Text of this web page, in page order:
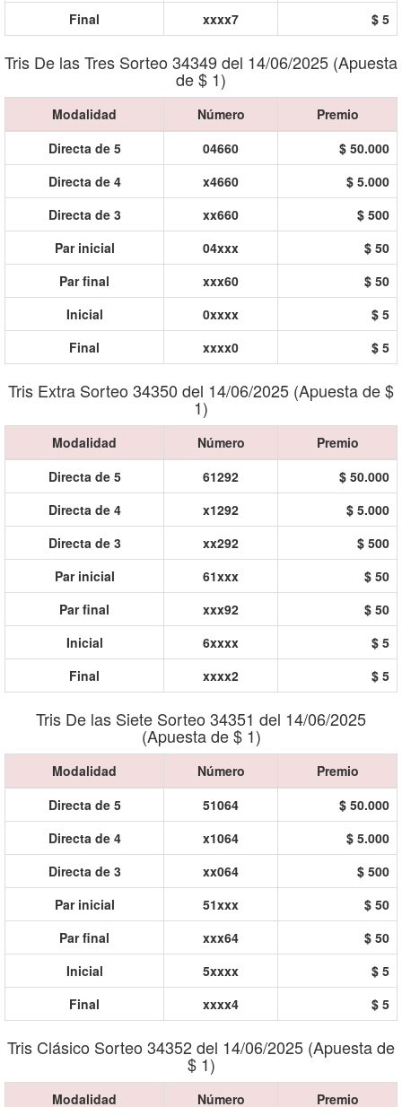
Final
xxxx7 $ 5
Tris De las Tres Sorteo 34349 del 14/06/2025 (Apuesta
de $ 1)
Modalidad Número
Premio
Directa de 5
04660
$ 50.000
Directa de 4
x4660
$ 5.000
Directa de 3
xx660
$ 500
Par inicial
04xxx
$ 50
Par final
xxx60
$ 50
Inicial
0xxxx
$ 5
Final
xxxx0 $ 5
Tris Extra Sorteo 34350 del 14/06/2025 (Apuesta de $
1)
Modalidad Número
Premio
Directa de 5
61292
$ 50.000
Directa de 4
x1292
$ 5.000
Directa de 3
xx292
$ 500
Par inicial
61xxx
$ 50
Par final
xxx92
$ 50
Inicial
6xxxx
$ 5
Final
xxxx2 $ 5
Tris De las Siete Sorteo 34351 del 14/06/2025
(Apuesta de $ 1)
Modalidad Número
Premio
Directa de 5
51064
$ 50.000
Directa de 4
x1064
$ 5.000
Directa de 3
xx064
$ 500
Par inicial
51xxx
$ 50
Par final
xxx64
$ 50
Inicial
5xxxx
$ 5
Final
xxxx4 $ 5
Tris Clásico Sorteo 34352 del 14/06/2025 (Apuesta de
$ 1)
Modalidad Número Premio